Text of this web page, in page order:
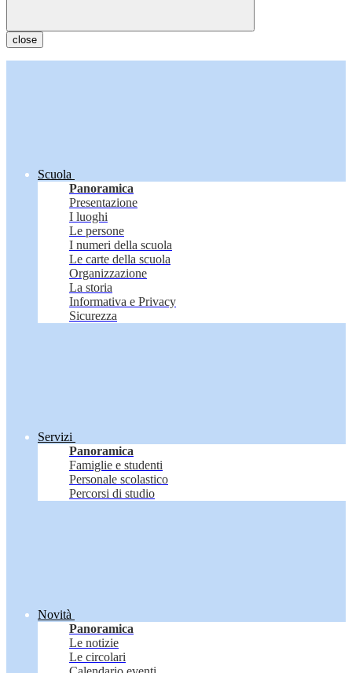
close
Scuola
Panoramica
Presentazione
I luoghi
Le persone
I numeri della scuola
Le carte della scuola
Organizzazione
La storia
Informativa e Privacy
Sicurezza
Servizi
Panoramica
Famiglie e studenti
Personale scolastico
Percorsi di studio
Novità
Panoramica
Le notizie
Le circolari